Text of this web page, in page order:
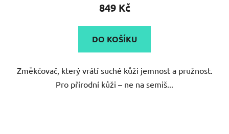
849 Kč
DO KOŠÍKU
Změkčovač, který vrátí suché kůži jemnost a pružnost.
Pro přírodní kůži – ne na semiš...